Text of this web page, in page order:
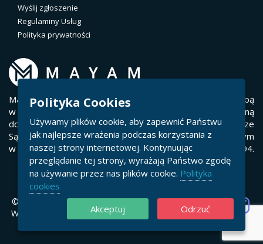
Wyślij zgłoszenie
Regulaminy Usług
Polityka prywatności
Mayam.Host należy do Split Technology Sp. z o.o. z siedzibą
w Rzeszowie ul. Sportowa 6/59, 35-111 Rzeszów, wpisaną
do Rejestru Przedsiębiorców w Krajowym Rejestrze
Sądowym pod numerem 0000805583 w Sądzie Rejonowym
w Rzeszowie XII Wydział Gospodarczy, nr NIP 8133823294.
© Split Technology Sp. z o.o.
Wszelkie Prawa Zastrzeżone
Polityka Cookies
Używamy plików cookie, aby zapewnić Państwu
jak najlepsze wrażenia podczas korzystania z
naszej strony internetowej. Kontynuując
przeglądanie tej strony, wyrażają Państwo zgodę
na używanie przez nas plików cookie. Polityka
cookies
Akceptuj
Odrzuć